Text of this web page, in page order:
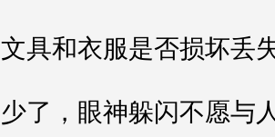
文具和衣服是否损坏丢
少了，眼神躲闪不愿与